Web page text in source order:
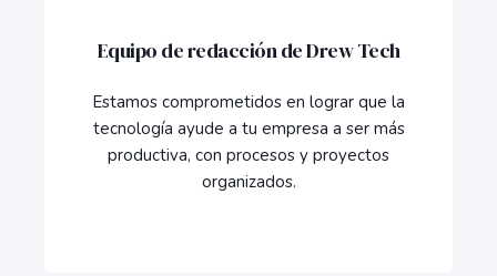
Equipo de redacción de Drew Tech
Estamos comprometidos en lograr que la
tecnología ayude a tu empresa a ser más
productiva, con procesos y proyectos
organizados.